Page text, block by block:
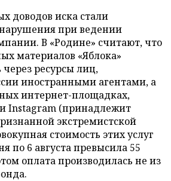
доводов иска стали
при ведении
В «Родине» считают, что
материалов «Яблока»
через ресурсы лиц,
иностранными агентами, а
интернет-площадках,
Instagram (принадлежит
экстремистской
стоимость этих услуг
по 6 августа превысила 55
оплата производилась не из